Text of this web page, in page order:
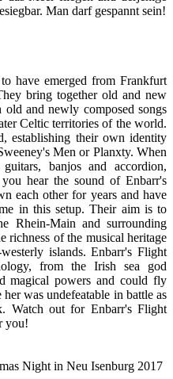
Man darf gespannt sein!
have emerged from Frankfurt
bring together old and new
and newly composed songs
Celtic territories of the world.
establishing their own identity
Men or Planxty. When
banjos and accordion,
hear the sound of Enbarr's
each other for years and have
in this setup. Their aim is to
Rhein-Main and surrounding
richness of the musical heritage
islands. Enbarr's Flight
from the Irish sea god
magical powers and could fly
was undefeatable in battle as
Watch out for Enbarr's Flight
you!
Night in Neu Isenburg 2017